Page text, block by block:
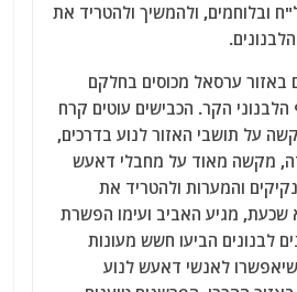
ובלוחמים, ולהמשיך ולהטריד את
באזור ערסאל מכוסים בחלקם
הקר. הכבישים עוטים קרח
על תושבי האזור לנוע בדרכים,
מקשה מאוד על מחבלי דאעש
והמערות ולהטריד את
שכעת, מגיע האביב ועימו הפשרת
לבנונים הביעו חשש מעונות
לאנשי דאעש לנוע